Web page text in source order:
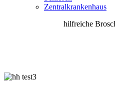
Zentralkrankenhaus
hilfreiche